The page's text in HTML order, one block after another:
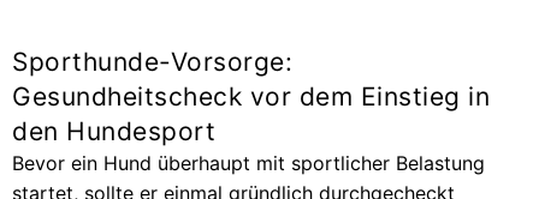
Sporthunde-Vorsorge:
Gesundheitscheck vor dem Einstieg in
den Hundesport
Bevor ein Hund überhaupt mit sportlicher Belastung
startet, sollte er einmal gründlich durchgecheckt